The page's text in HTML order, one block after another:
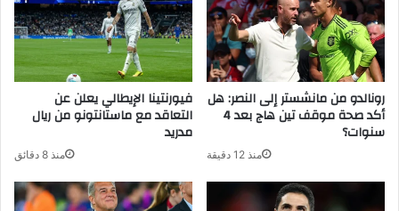
فيورنتينا الإيطالي يعلن عن
التعاقد مع ماستانتونو من ريال
مدريد
منذ 8 دقائق
رونالدو من مانشستر إلى النصر: هل
أكد صحة موقف تين هاج بعد 4
سنوات؟
منذ 12 دقيقة